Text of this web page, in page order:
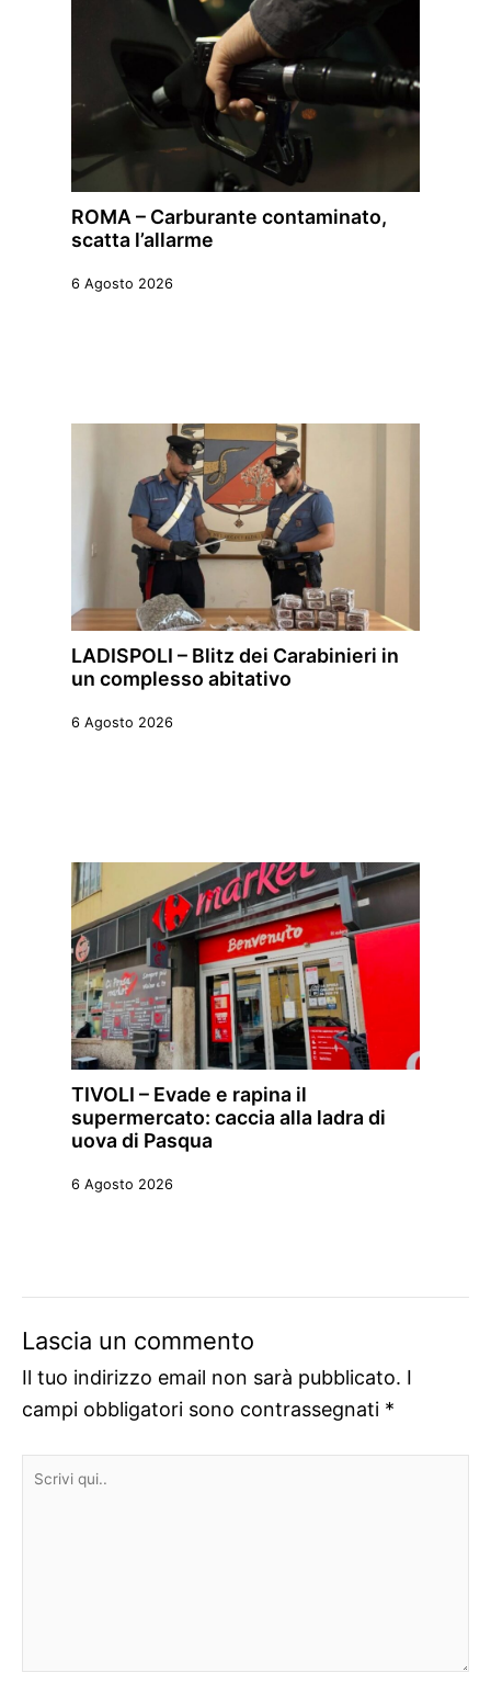
ROMA – Carburante contaminato,
scatta l’allarme
6 Agosto 2026
LADISPOLI – Blitz dei Carabinieri in
un complesso abitativo
6 Agosto 2026
TIVOLI – Evade e rapina il
supermercato: caccia alla ladra di
uova di Pasqua
6 Agosto 2026
Lascia un commento
Il tuo indirizzo email non sarà pubblicato. I
campi obbligatori sono contrassegnati *
Scrivi